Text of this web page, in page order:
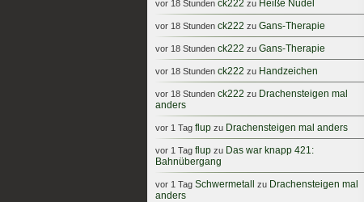
vor 18 Stunden ck222 zu Heiße Nudel
vor 18 Stunden ck222 zu Gans-Therapie
vor 18 Stunden ck222 zu Gans-Therapie
vor 18 Stunden ck222 zu Handzeichen
vor 18 Stunden ck222 zu Drachensteigen mal
anders
vor 1 Tag flup zu Drachensteigen mal anders
vor 1 Tag flup zu Das war knapp 421:
Bahnübergang
vor 1 Tag Schwermetall zu Drachensteigen mal
anders